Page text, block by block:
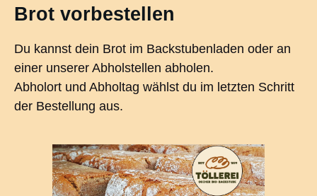
springen
Brot vorbestellen
Du kannst dein Brot im Backstubenladen oder an
einer unserer Abholstellen abholen.
Abholort und Abholtag wählst du im letzten Schritt
der Bestellung aus.